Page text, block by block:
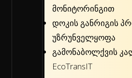
მონიტორინგით
დოკის განრიგის
უზრუნველყოფა
გამონაბოლქვის
EcoTransIT